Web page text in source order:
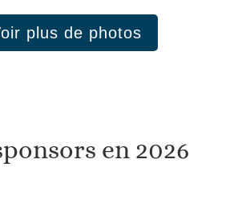
plus de photos
en 2026